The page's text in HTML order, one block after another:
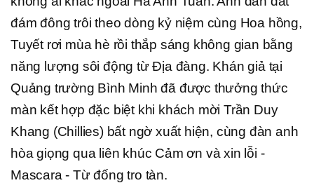
đám đông trôi theo dòng kỷ niệm cùng Hoa hồng,
Tuyết rơi mùa hè rồi thắp sáng không gian bằng
năng lượng sôi động từ Địa đàng. Khán giả tại
Quảng trường Bình Minh đã được thưởng thức
màn kết hợp đặc biệt khi khách mời Trần Duy
Khang (Chillies) bất ngờ xuất hiện, cùng đàn anh
hòa giọng qua liên khúc Cảm ơn và xin lỗi -
Mascara - Từ đống tro tàn.